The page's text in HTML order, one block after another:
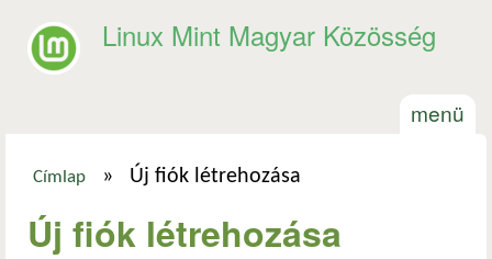
Linux Mint Magyar Közösség
menü
Jelenlegi hely
Címlap » Új fiók létrehozása
Új fiók létrehozása